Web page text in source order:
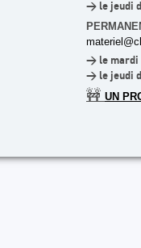
> le jeudi
> le mardi
> le jeudi
🚧 UN